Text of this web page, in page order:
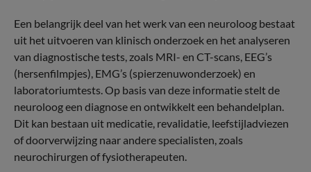
Een belangrijk deel van het werk van een neuroloog bestaat
uit het uitvoeren van klinisch onderzoek en het analyseren
van diagnostische tests, zoals MRI- en CT-scans, EEG’s
(hersenfilmpjes), EMG’s (spierzenuwonderzoek) en
laboratoriumtests. Op basis van deze informatie stelt de
neuroloog een diagnose en ontwikkelt een behandelplan.
Dit kan bestaan uit medicatie, revalidatie, leefstijladviezen
of doorverwijzing naar andere specialisten, zoals
neurochirurgen of fysiotherapeuten.